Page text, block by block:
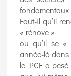
fondamentaux
Faut-il qu’il
« rénove »
ou qu’il se «
année-là dans
le PCF a